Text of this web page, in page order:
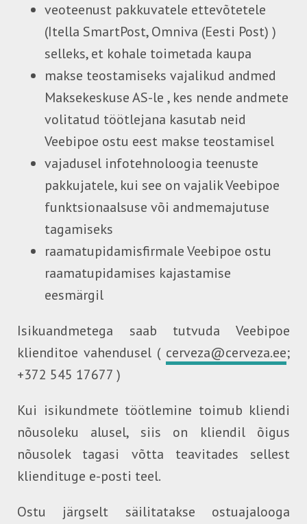
veoteenust pakkuvatele ettevõtetele
(Itella SmartPost, Omniva (Eesti Post) )
selleks, et kohale toimetada kaupa
makse teostamiseks vajalikud andmed
Maksekeskuse AS-le , kes nende andmete
volitatud töötlejana kasutab neid
Veebipoe ostu eest makse teostamisel
vajadusel infotehnoloogia teenuste
pakkujatele, kui see on vajalik Veebipoe
funktsionaalsuse või andmemajutuse
tagamiseks
raamatupidamisfirmale Veebipoe ostu
raamatupidamises kajastamise
eesmärgil
Isikuandmetega saab tutvuda Veebipoe
klienditoe vahendusel ( cerveza@cerveza.ee;
+372 545 17677 )
Kui isikundmete töötlemine toimub kliendi
nõusoleku alusel, siis on kliendil õigus
nõusolek tagasi võtta teavitades sellest
kliendituge e-posti teel.
Ostu järgselt säilitatakse ostuajalooga